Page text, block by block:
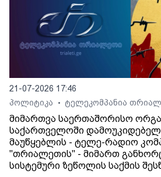
21-07-2026 17:46
პოლიტიკა
• ტელეკომპანია
მიმართვა საერთაშორისო
საქართველოში
მაუწყებლის - ტელე-რადიო
"თრიალეთის" - მიმართ
სისტემური ზეწოლის საქმის